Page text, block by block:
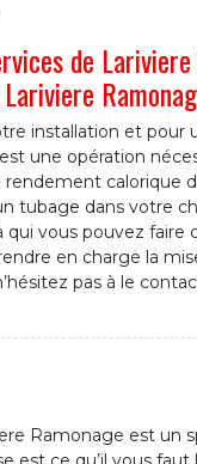
de
installation et pour
une opération
calorique
tubage dans votre
qui vous pouvez faire
en charge la
pas à le
Ramonage est un